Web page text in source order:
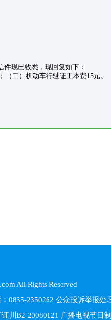
现已收悉，现回复如下：
二）机动车行驶证工本费15元。
All Rights Reserved
0835-2350262 公众投诉举报处
川B2-20080121 广播电视节目